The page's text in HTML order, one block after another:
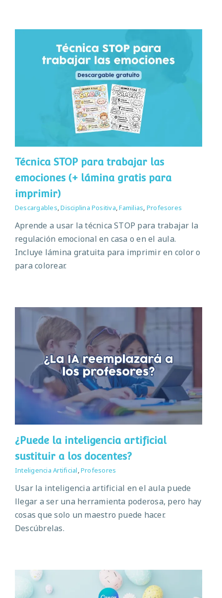
Técnica STOP para trabajar las
emociones (+ lámina gratis para
imprimir)
Descargables,Disciplina Positiva,Familias, Profesores
Aprende a usar la técnica STOP para trabajar la
regulación emocional en casa o en el aula.
Incluye lámina gratuita para imprimir en color o
para colorear.
¿Puede la inteligencia artificial
sustituir a los docentes?
Inteligencia Artificial,Profesores
Usar la inteligencia artificial en el aula puede
llegar a ser una herramienta poderosa, pero hay
cosas que solo un maestro puede hacer.
Descúbrelas.